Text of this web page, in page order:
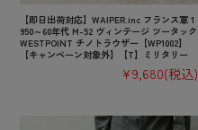
【即日出荷対応】WAIPER.inc フランス軍 1
950～60年代 M-52 ヴィンテージ ツータック
WESTPOINT チノトラウザー【WP1002】
【キャンペーン対象外】【T】ミリタリー
¥9,680(税込)